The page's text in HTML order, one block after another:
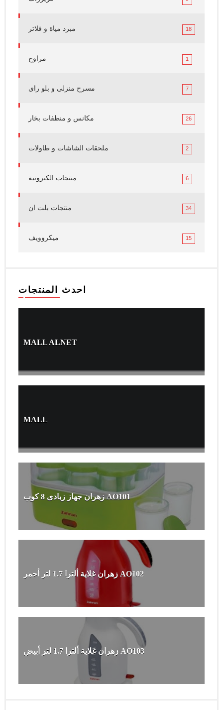
مبرد مياة و فلاتر 18
مراوح 1
مسرح منزلى و بلو راى 7
مكانس و منظفات بخار 26
ملحقات الشاشات و طاولات 2
منتجات الكترونية 6
منتجات بلت ان 34
ميكروويف 15
احدث المنتجات
MALL ALNET
MALL
زهران جهاز زبادى 8 كوب AO101
زهران غلاية ألترا 1.7 لتر أحمر AO102
زهران غلاية ألترا 1.7 لتر أبيض AO103